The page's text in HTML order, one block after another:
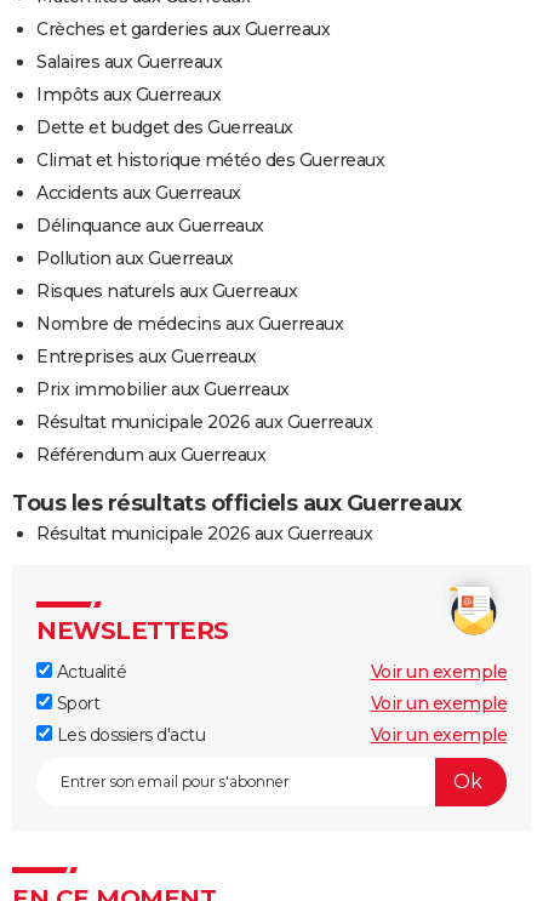
Crèches et garderies aux Guerreaux
Salaires aux Guerreaux
Impôts aux Guerreaux
Dette et budget des Guerreaux
Climat et historique météo des Guerreaux
Accidents aux Guerreaux
Délinquance aux Guerreaux
Pollution aux Guerreaux
Risques naturels aux Guerreaux
Nombre de médecins aux Guerreaux
Entreprises aux Guerreaux
Prix immobilier aux Guerreaux
Résultat municipale 2026 aux Guerreaux
Référendum aux Guerreaux
Tous les résultats officiels aux Guerreaux
Résultat municipale 2026 aux Guerreaux
NEWSLETTERS
Actualité
Voir un exemple
Sport
Voir un exemple
Les dossiers d'actu
Voir un exemple